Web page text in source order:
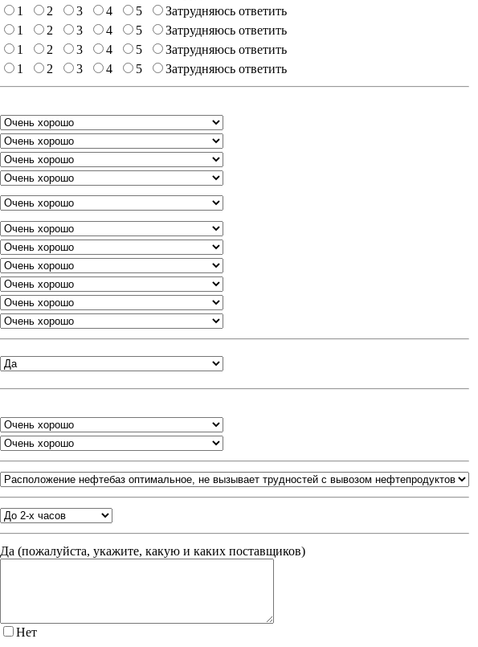
1 2 3 4 5
Затрудняюсь ответить
1 2 3 4 5
Затрудняюсь ответить
1 2 3 4 5
Затрудняюсь ответить
1 2 3 4 5 Затрудняюсь ответить
Да (пожалуйста, укажите, какую и каких поставщиков)
Нет